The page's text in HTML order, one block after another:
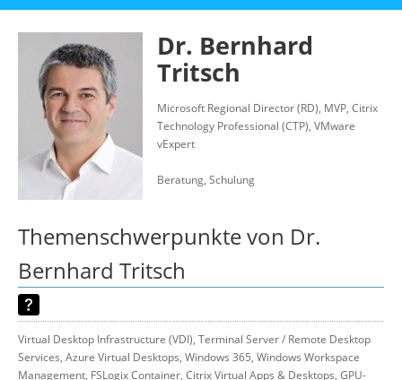
Suche
Dr. Bernhard
Tritsch
Microsoft Regional Director (RD), MVP, Citrix
Technology Professional (CTP), VMware
vExpert
Beratung, Schulung
Themenschwerpunkte von Dr.
Bernhard Tritsch
Virtual Desktop Infrastructure (VDI), Terminal Server / Remote Desktop
Services, Azure Virtual Desktops, Windows 365, Windows Workspace
Management, FSLogix Container, Citrix Virtual Apps & Desktops, GPU-